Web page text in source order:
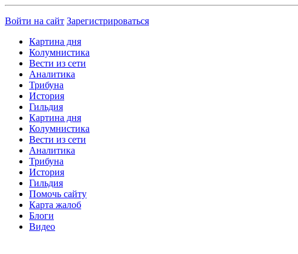
Войти на сайт Зарегистрироваться
Картина дня
Колумнистика
Вести из сети
Аналитика
Трибуна
История
Гильдия
Картина дня
Колумнистика
Вести из сети
Аналитика
Трибуна
История
Гильдия
Помочь сайту
Карта жалоб
Блоги
Видео